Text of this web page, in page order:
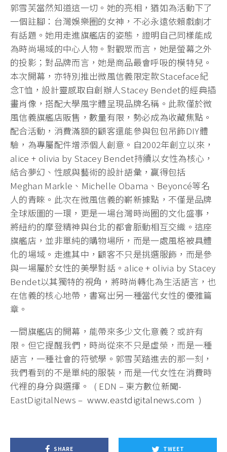
郭雪芙當然知道這一切。她的亮相，猶如為活動下了
一個註腳：台灣娛樂圈的女神，不必永遠依賴戲劇才
有話題。她用走進旗艦店的姿態，證明自己同樣能成
為時尚場域的中心人物。對觀眾而言，她是螢幕之外
的投影；對品牌而言，她是商品最會呼吸的模特兒。
本次開幕，亦特別推出微風信義限定款Staceface紀
念T恤，設計靈感取自創辦人Stacey Bendet的經典插
畫肖像，搭配大學風字體呈現品牌名稱。此款僅於微
風信義旗艦店販售，數量有限，勢必成為收藏焦點。
配合活動，消費滿額的顧客還能參與包包吊飾DIY體
驗，為專屬配件增添個人創意。自2002年創立以來，
alice + olivia by Stacey Bendet持續以女性為核心，
結合夢幻、性感與藝術的設計語彙，贏得包括
Meghan Markle、Michelle Obama、Beyoncé等名
人的青睞。此次在微風信義的嶄新據點，不僅是品牌
全球版圖的一環，更是一場台灣時尚圈的文化盛事，
將紐約的摩登精神與台北的都會脈動相互交織。這座
旗艦店，並非單純的購物場所，而是一處風格被具體
化的場域。走進其中，顧客不只是挑選服飾，而是參
與一場屬於女性的美學對話。alice + olivia by Stacey
Bendet以其獨特的視角，將時尚轉化為生活語言，也
在信義的核心地帶，書寫出另一種當代女性的優雅篇
章。
一間旗艦店的開幕，能帶來多少文化意義？或許有
限。但它提醒我們，時尚從來不只是虛榮，而是一種
語言，一種社會的符號學。郭雪芙踏進去的那一刻，
我們看到的不是單純的服裝，而是一代女性在消費時
代裡的身分與選擇。 ( EDN – 東方數位新聞-
EastDigitalNews –www.eastdigitalnews.com )
SHARE TWEET